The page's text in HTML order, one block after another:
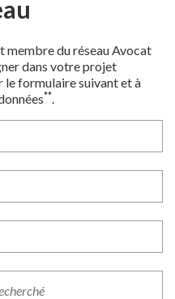
membre du réseau Avocat
dans votre projet
formulaire suivant et à
**.